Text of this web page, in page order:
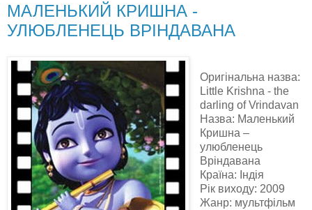
МАЛЕНЬКИЙ КРИШНА -
УЛЮБЛЕНЕЦЬ ВРІНДАВАНА
Оригінальна назва:
Little Krishna - the
darling of Vrindavan
Назва: Маленький
Кришна –
улюбленець
Вріндавана
Країна: Індія
Рік виходу: 2009
Жанр: мультфільм